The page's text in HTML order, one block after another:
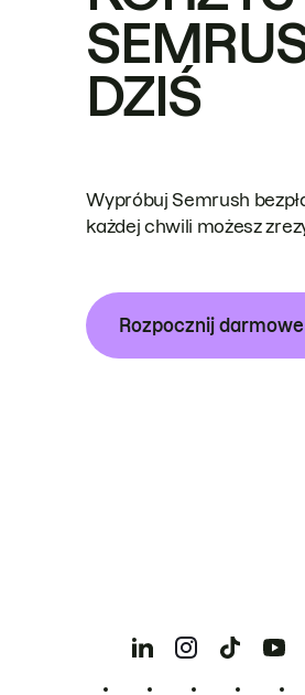
DZIŚ
Wypróbuj Semrush
każdej chwili możesz
Rozpocznij